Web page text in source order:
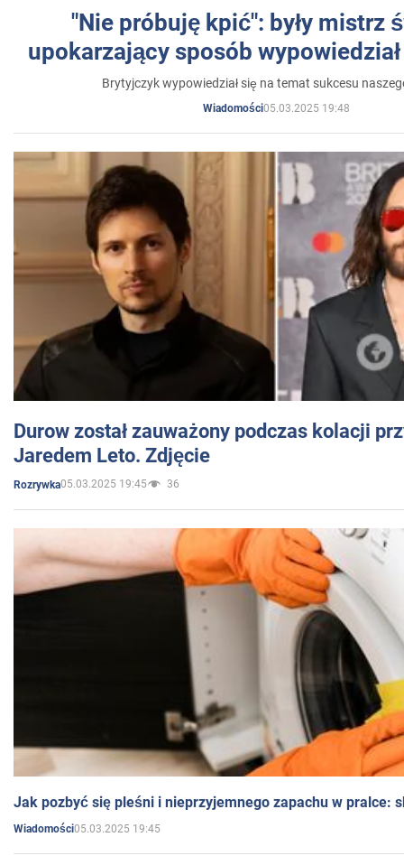
"Nie próbuję kpić": były mistrz
upokarzający sposób
Brytyjczyk wypowiedział się na temat sukcesu
Wiadomości05.03.2025 19:48
Durow został zauważony podczas kolacji
Jaredem Leto. Zdjęcie
Rozrywka05.03.2025 19:45 36
Jak pozbyć się pleśni i nieprzyjemnego zapachu w pralce:
Wiadomości05.03.2025 19:45